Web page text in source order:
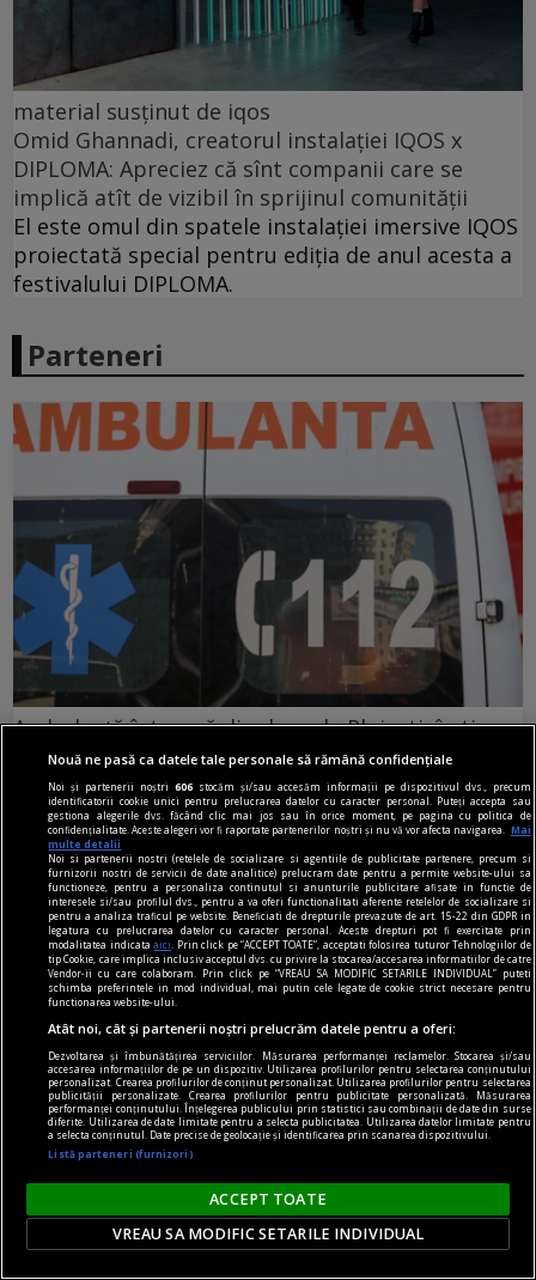
material susținut de iqos
Omid Ghannadi, creatorul instalației IQOS x
DIPLOMA: Apreciez că sînt companii care se
implică atît de vizibil în sprijinul comunității
El este omul din spatele instalației imersive IQOS
proiectată special pentru ediția de anul acesta a
festivalului DIPLOMA.
Parteneri
Ambulanță întoarsă din drum la Ploiești, în timp
ce transporta un adolescent înjunghiat.
Bulevardul era blocat pentru Zilele Orașului
O ambulanță care transporta un adolescent de
15 ani înjunghiat a fost întoarsă din drum
sâmbătă, 8 august, la Ploiești, după ce
bulevardul pe care circula a fost blocat în
contextul evenimentelor organizate pentru zilele
orașului.
Nouă ne pasă ca datele tale personale să rămână confidențiale
Noi și partenerii noștri606 stocăm și/sau accesăm informații pe dispozitivul dvs., precum
identificatorii cookie unici pentru prelucrarea datelor cu caracter personal. Puteți accepta sau
gestiona alegerile dvs. făcând clic mai jos sau în orice moment, pe pagina cu politica de
confidențialitate. Aceste alegeri vor fi raportate partenerilor noștri și nu vă vor afecta navigarea.
Mai
multe detalii
Noi si partenerii nostri (retelele de socializare si agentiile de publicitate partenere, precum si
furnizorii nostri de servicii de date analitice) prelucram date pentru a permite website-ului sa
functioneze, pentru a personaliza continutul si anunturile publicitare afisate in functie de
interesele si/sau profilul dvs., pentru a va oferi functionalitati aferente retelelor de socializare si
pentru a analiza traficul pe website. Beneficiati de drepturile prevazute de art. 15-22 din GDPR in
legatura cu prelucrarea datelor cu caracter personal. Aceste drepturi pot fi exercitate prin
modalitatea indicataaici
. Prin click pe “ACCEPT TOATE”, acceptati folosirea tuturor Tehnologiilor de
tip Cookie, care implica inclusiv acceptul dvs. cu privire la stocarea/accesarea informatiilor de catre
Vendor-ii cu care colaboram. Prin click pe “VREAU SA MODIFIC SETARILE INDIVIDUAL” puteti
schimba preferintele in mod individual, mai putin cele legate de cookie strict necesare pentru
functionarea website-ului.
Atât noi, cât și partenerii noștri prelucrăm datele pentru a oferi:
Dezvoltarea și îmbunătățirea serviciilor. Măsurarea performanței reclamelor. Stocarea și/sau
accesarea informațiilor de pe un dispozitiv. Utilizarea profilurilor pentru selectarea conținutului
personalizat. Crearea profilurilor de conținut personalizat. Utilizarea profilurilor pentru selectarea
publicității personalizate. Crearea profilurilor pentru publicitate personalizată. Măsurarea
performanței conținutului. Înțelegerea publicului prin statistici sau combinații de date din surse
diferite. Utilizarea de date limitate pentru a selecta publicitatea. Utilizarea datelor limitate pentru
a selecta conținutul. Date precise de geolocație și identificarea prin scanarea dispozitivului.
Listă parteneri (furnizori)
ACCEPT TOATE
VREAU SA MODIFIC SETARILE INDIVIDUAL